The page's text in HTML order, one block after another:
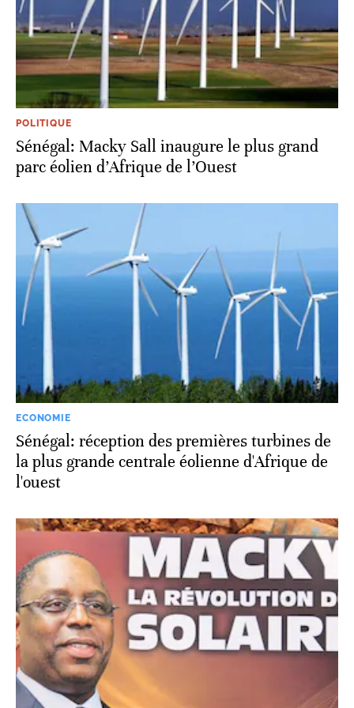
POLITIQUE
Sénégal: Macky Sall inaugure le plus grand
parc éolien d’Afrique de l’Ouest
ECONOMIE
Sénégal: réception des premières turbines de
la plus grande centrale éolienne d'Afrique de
l'ouest